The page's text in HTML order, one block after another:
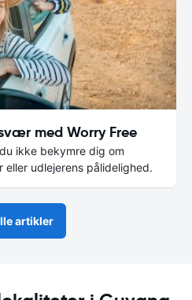
med Worry Free
ikke bekymre dig om
eller udlejerens pålidelighed.
artikler